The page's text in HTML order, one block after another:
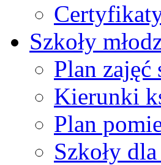
Szkoły
Plan zajęć
Kierunki
Plan
Szkoły